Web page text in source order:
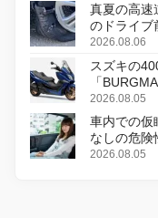
真夏の高速
のドライブ
2026.08.06
スズキの
「
変更し、8
2026.08.05
車内での仮
なしの危険
2026.08.05